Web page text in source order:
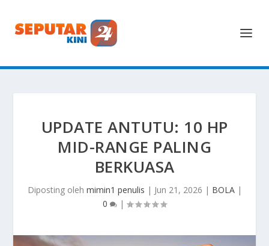
UPDATE ANTUTU: 10 HP
MID-RANGE PALING
BERKUASA
Diposting oleh mimin1 penulis | Jun 21, 2026 | BOLA|
0
|